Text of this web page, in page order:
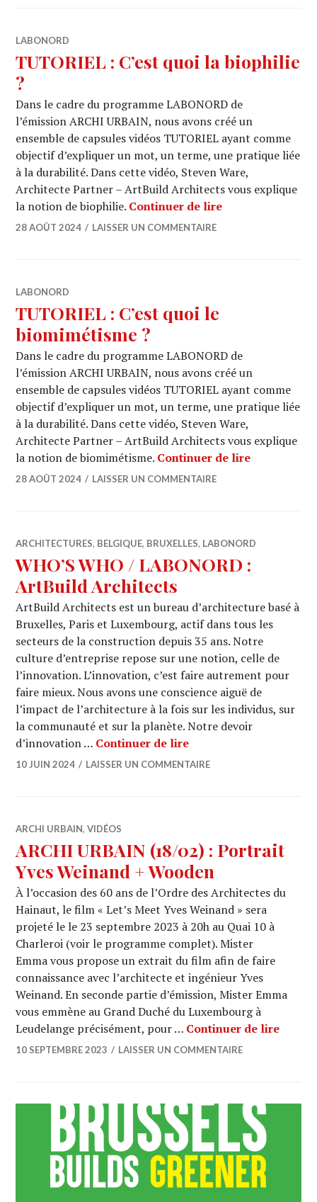
LABONORD
TUTORIEL : C’est quoi la biophilie
?
Dans le cadre du programme LABONORD de
l’émission ARCHI URBAIN, nous avons créé un
ensemble de capsules vidéos TUTORIEL ayant comme
objectif d’expliquer un mot, un terme, une pratique liée
à la durabilité. Dans cette vidéo, Steven Ware,
Architecte Partner – ArtBuild Architects vous explique
la notion de biophilie. Continuer de lireTUTORIEL :
28 AOÛT 2024 LAISSER UN COMMENTAIRE
LABONORD
TUTORIEL : C’est quoi le
biomimétisme ?
Dans le cadre du programme LABONORD de
l’émission ARCHI URBAIN, nous avons créé un
ensemble de capsules vidéos TUTORIEL ayant comme
objectif d’expliquer un mot, un terme, une pratique liée
à la durabilité. Dans cette vidéo, Steven Ware,
Architecte Partner – ArtBuild Architects vous explique
la notion de biomimétisme. Continuer de lireTUTORIEL
28 AOÛT 2024 LAISSER UN COMMENTAIRE
ARCHITECTURES, BELGIQUE, BRUXELLES, LABONORD
WHO’S WHO / LABONORD :
ArtBuild Architects
ArtBuild Architects est un bureau d’architecture basé à
Bruxelles, Paris et Luxembourg, actif dans tous les
secteurs de la construction depuis 35 ans. Notre
culture d’entreprise repose sur une notion, celle de
l’innovation. L’innovation, c’est faire autrement pour
faire mieux. Nous avons une conscience aiguë de
l’impact de l’architecture à la fois sur les individus, sur
la communauté et sur la planète. Notre devoir
d’innovation … Continuer de lireWHO’S WHO /
10 JUIN 2024 LAISSER UN COMMENTAIRE
ARCHI URBAIN,VIDÉOS
ARCHI URBAIN (18/02) : Portrait
Yves Weinand + Wooden
À l’occasion des 60 ans de l’Ordre des Architectes du
Hainaut, le film « Let’s Meet Yves Weinand » sera
projeté le le 23 septembre 2023 à 20h au Quai 10 à
Charleroi (voir le programme complet). Mister
Emma vous propose un extrait du film afin de faire
connaissance avec l’architecte et ingénieur Yves
Weinand. En seconde partie d’émission, Mister Emma
vous emmène au Grand Duché du Luxembourg à
Leudelange précisément, pour … Continuer de lire
10 SEPTEMBRE 2023 LAISSER UN COMMENTAIRE